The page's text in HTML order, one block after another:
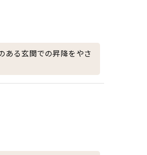
ある玄関での昇降をやさ